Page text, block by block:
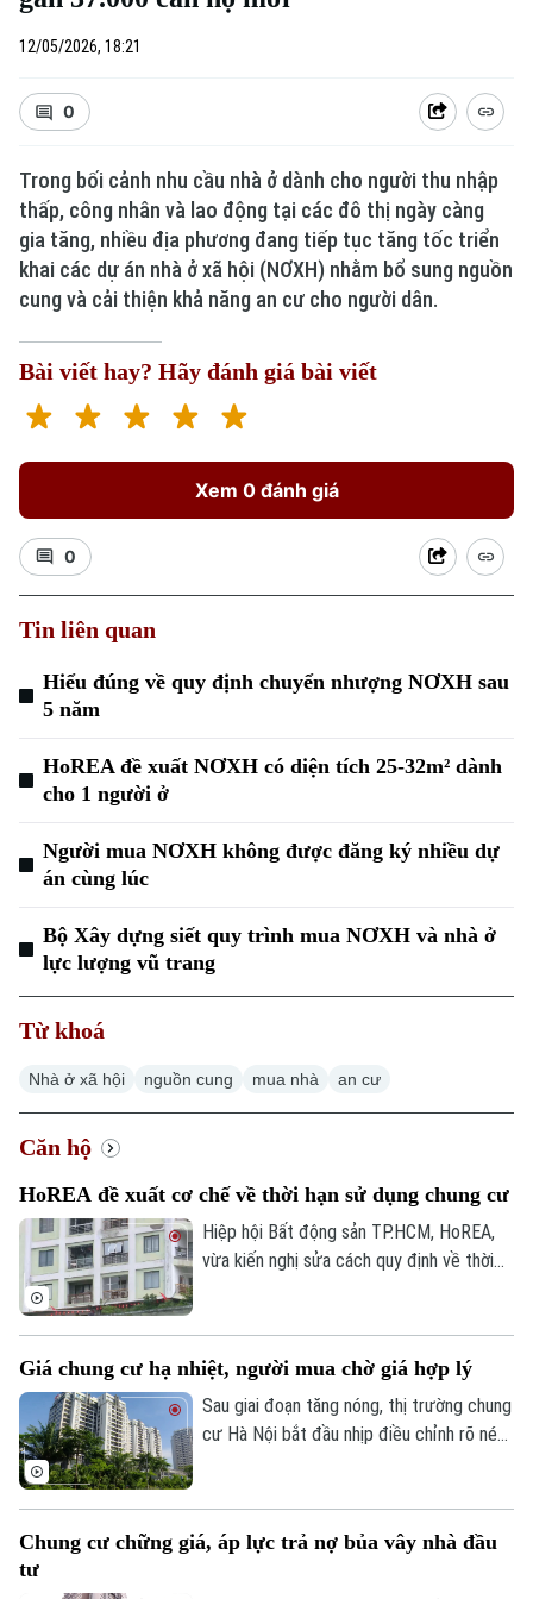
Xu hướng
12/05/2026, 18:21
0
Trong bối cảnh nhu cầu nhà ở dành cho người thu nhập
thấp, công nhân và lao động tại các đô thị ngày càng
gia tăng, nhiều địa phương đang tiếp tục tăng tốc triển
khai các dự án nhà ở xã hội (NƠXH) nhằm bổ sung nguồn
cung và cải thiện khả năng an cư cho người dân.
Bài viết hay? Hãy đánh giá bài viết
Xem 0 đánh giá
0
Tin liên quan
Hiểu đúng về quy định chuyển nhượng NƠXH sau
5 năm
HoREA đề xuất NƠXH có diện tích 25-32m² dành
cho 1 người ở
Người mua NƠXH không được đăng ký nhiều dự
án cùng lúc
Bộ Xây dựng siết quy trình mua NƠXH và nhà ở
lực lượng vũ trang
Từ khoá
Nhà ở xã hội nguồn cung mua nhà an cư
Căn hộ
HoREA đề xuất cơ chế về thời hạn sử dụng chung cư
Hiệp hội Bất động sản TP.HCM, HoREA,
vừa kiến nghị sửa cách quy định về thời
HoREA đề xuất quy định theo hướng “thời
hạn sử dụng nhà chung cư theo niên hạn
xây dựng công trình”, nhằm tránh cách
Giá chung cư hạ nhiệt, người mua chờ giá hợp lý
Sau giai đoạn tăng nóng, thị trường chung
cư Hà Nội bắt đầu nhịp điều chỉnh rõ nét.
ngóng, chờ đợi mặt bằng giá tiếp tục hạ
Chung cư chững giá, áp lực trả nợ bủa vây nhà đầu
tư